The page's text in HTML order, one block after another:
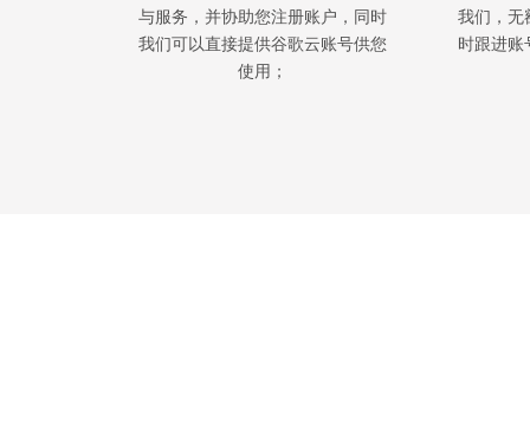
与服务，并协助您注册账户，同时
我们可以直接提供谷歌云账号供您
使用；
我们，无
时跟进账